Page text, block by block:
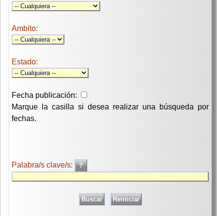
Ambito:
Estado:
Fecha publicación:
Marque la casilla si desea realizar una búsqueda por
fechas.
Palabra/s clave/s: